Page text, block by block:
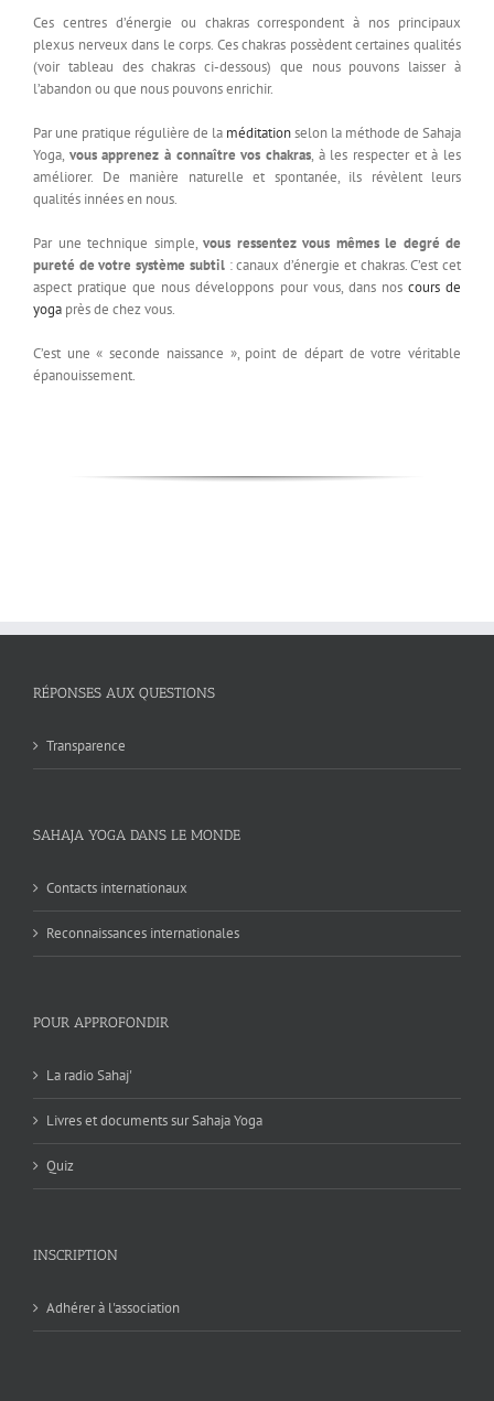
Ces centres d’énergie ou chakras correspondent à nos principaux
plexus nerveux dans le corps. Ces chakras possèdent certaines qualités
(voir tableau des chakras ci-dessous) que nous pouvons laisser à
l’abandon ou que nous pouvons enrichir.
Par une pratique régulière de la méditationselon la méthode de Sahaja
Yoga, vous apprenez à connaître vos chakras, à les respecter et à les
améliorer. De manière naturelle et spontanée, ils révèlent leurs
qualités innées en nous.
Par une technique simple, vous ressentez vous mêmes le degré de
pureté de votre système subtil: canaux d’énergie et chakras. C’est cet
aspect pratique que nous développons pour vous, dans noscours de
yoga près de chez vous.
C’est une « seconde naissance », point de départ de votre véritable
épanouissement.
RÉPONSES AUX QUESTIONS
Transparence
SAHAJA YOGA DANS LE MONDE
Contacts internationaux
Reconnaissances internationales
POUR APPROFONDIR
La radio Sahaj'
Livres et documents sur Sahaja Yoga
Quiz
INSCRIPTION
Adhérer à l'association